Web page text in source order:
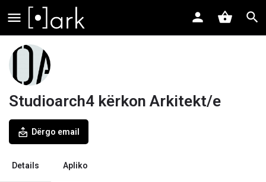
Studioarch4 kërkon Arkitekt/e
Dërgo email
Details Apliko